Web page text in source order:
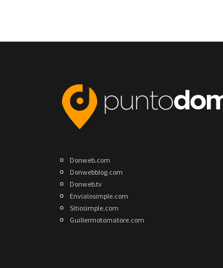
Donweb.com
Donwebblog.com
Donweb.tv
Envialosimple.com
Sitiosimple.com
Guillermotornatore.com